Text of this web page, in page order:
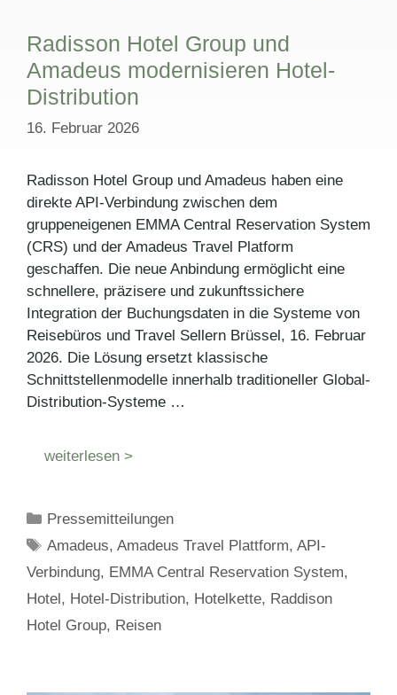
Radisson Hotel Group und
Amadeus modernisieren Hotel-
Distribution
16. Februar 2026
Radisson Hotel Group und Amadeus haben eine
direkte API-Verbindung zwischen dem
gruppeneigenen EMMA Central Reservation System
(CRS) und der Amadeus Travel Platform
geschaffen. Die neue Anbindung ermöglicht eine
schnellere, präzisere und zukunftssichere
Integration der Buchungsdaten in die Systeme von
Reisebüros und Travel Sellern Brüssel, 16. Februar
2026. Die Lösung ersetzt klassische
Schnittstellenmodelle innerhalb traditioneller Global-
Distribution-Systeme …
weiterlesen >
Kategorien
Pressemitteilungen
Schlagwörter
Amadeus,Amadeus Travel Plattform,API-
Verbindung, EMMA Central Reservation System,
Hotel, Hotel-Distribution, Hotelkette, Raddison
Hotel Group, Reisen